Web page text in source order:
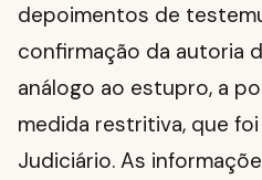
depoimentos de
confirmação da autoria
análogo ao estupro, a
medida restritiva, que
Judiciário. As